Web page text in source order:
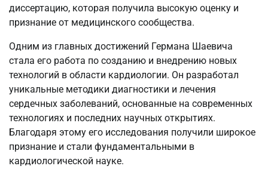
диссертацию, которая получила высокую оценку и
признание от медицинского сообщества.
Одним из главных достижений Германа Шаевича
стала его работа по созданию и внедрению новых
технологий в области кардиологии. Он разработал
уникальные методики диагностики и лечения
сердечных заболеваний, основанные на современных
технологиях и последних научных открытиях.
Благодаря этому его исследования получили широкое
признание и стали фундаментальными в
кардиологической науке.